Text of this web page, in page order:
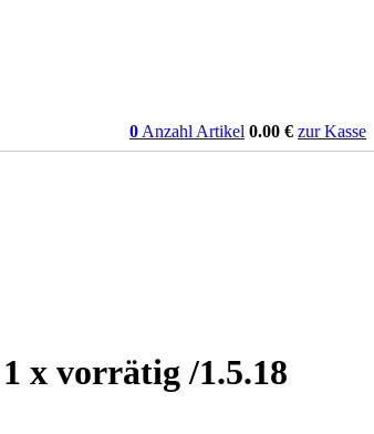
0 Anzahl Artikel 0.00 € zur Kasse
x vorrätig /1.5.18